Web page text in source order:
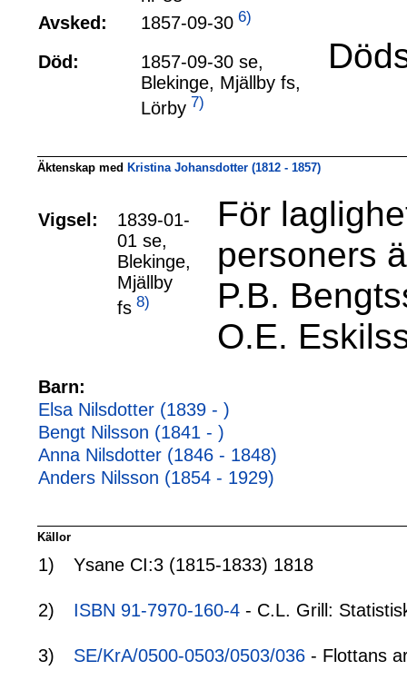
Avsked:
1857-09-30 6)
Död:
1857-09-30 se,
Blekinge, Mjällby fs,
Lörby 7)
Äktenskap med Kristina Johansdotter (1812 - 1857)
Vigsel:
1839-01-
01 se,
Blekinge,
Mjällby
fs 8)
För
personers
P.B.
O.E.
Barn:
Elsa Nilsdotter (1839 - )
Bengt Nilsson (1841 - )
Anna Nilsdotter (1846 - 1848)
Anders Nilsson (1854 - 1929)
Källor
1) Ysane CI:3 (1815-1833) 1818
2) ISBN 91-7970-160-4 - C.L. Grill:
3) SE/KrA/0500-0503/0503/036 - Flottans